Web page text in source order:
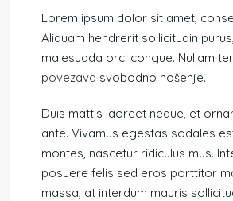
Lorem ipsum dolor sit amet,
Aliquam hendrerit sollicitudin
malesuada orci congue. Nullam
povezava svobodno nošenje.
Duis mattis laoreet neque, et
ante. Vivamus egestas sodales
montes, nascetur ridiculus mus.
posuere felis sed eros porttitor
massa, at interdum mauris